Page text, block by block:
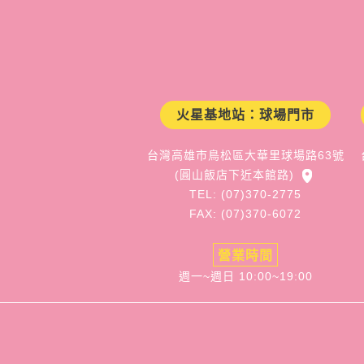
火星基地站：球場門市
台灣高雄市鳥松區大華里球場路63號
(圓山飯店下近本館路)
TEL: (07)370-2775
FAX: (07)370-6072
營業時間
週一~週日 10:00~19:00